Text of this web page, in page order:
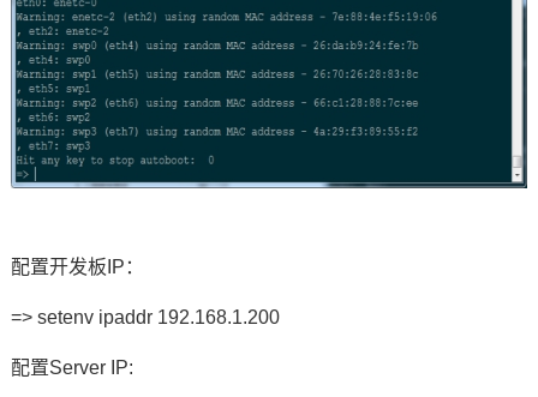
配置开发板IP：
=> setenv ipaddr 192.168.1.200
配置Server IP: